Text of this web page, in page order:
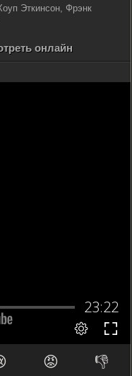
Эткинсон, Фрэнк
онлайн
😡 👎